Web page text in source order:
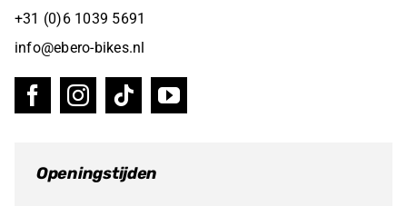
+31 (0)6 1039 5691
info@ebero-bikes.nl
Openingstijden